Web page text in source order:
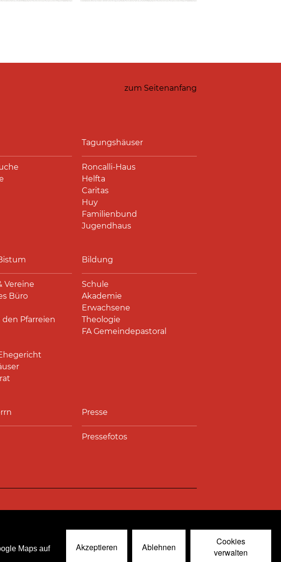
Maps auf
Akzeptieren Ablehnen
Cookies
verwalten
zum Seitenanfang
Tagungshäuser
Roncalli-Haus
Helfta
Caritas
Huy
Familienbund
Jugendhaus
Vereine
Büro
Pfarreien
Bildung
Schule
Akademie
Erwachsene
Theologie
FA Gemeindepastoral
Presse
Pressefotos